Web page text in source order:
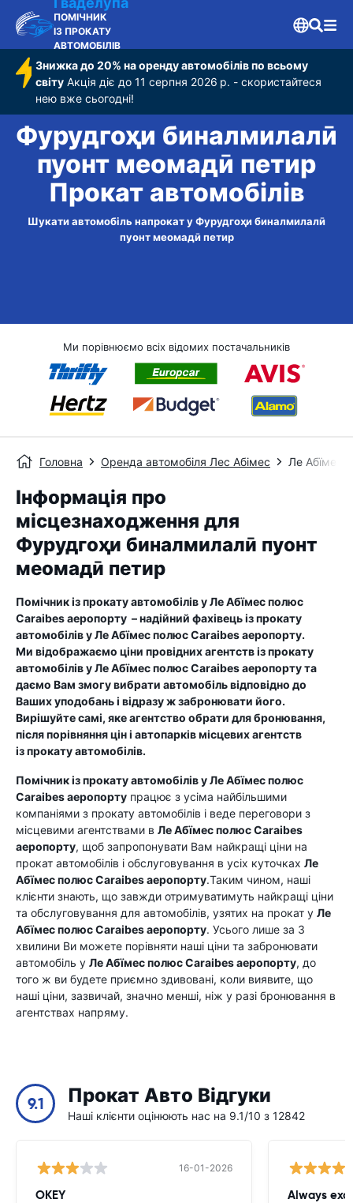
ПОМІЧНИК
ІЗ ПРОКАТУ
АВТОМОБІЛІВ
Знижка до 20% на оренду автомобілів по всьому
світу Акція діє до 11 серпня 2026 р. - скористайтеся
нею вже сьогодні!
Фурудгоҳи бин‌алмилалӣ
пуонт меомадӣ петир
Прокат автомобілів
Шукати автомобіль напрокат у Фурудгоҳи бин‌алмилалӣ
пуонт меомадӣ петир
Ми порівнюємо всіх відомих постачальників
Головна Оренда автомобіля Лес Абімес Ле Абїмес
Інформація про
місцезнаходження для
Фурудгоҳи бин‌алмилалӣ пуонт
меомадӣ петир
Помічник із прокату автомобілів уЛе Абїмес полюс
Caraibes аеропорту – надійний фахівець із прокату
автомобілів уЛе Абїмес полюс Caraibes аеропорту.
Ми відображаємо ціни провідних агентств із прокату
автомобілів уЛе Абїмес полюс Caraibes аеропортута
даємо Вам змогу вибрати автомобіль відповідно до
Ваших уподобань і відразу ж забронювати його.
Вирішуйте самі, яке агентство обрати для бронювання,
після порівняння цін і автопарків місцевих агентств
із прокату автомобілів.
Помічник із прокату автомобілів уЛе Абїмес полюс
Caraibes аеропорту працює з усіма найбільшими
компаніями з прокату автомобілів і веде переговори з
місцевими агентствами в Ле Абїмес полюс Caraibes
аеропорту, щоб запропонувати Вам найкращі ціни на
прокат автомобілів і обслуговування в усіх куточках Ле
Абїмес полюс Caraibes аеропорту.Таким чином, наші
клієнти знають, що завжди отримуватимуть найкращі ціни
та обслуговування для автомобілів, узятих на прокат у Ле
Абїмес полюс Caraibes аеропорту. Усього лише за 3
хвилини Ви можете порівняти наші ціни та забронювати
автомобіль у Ле Абїмес полюс Caraibes аеропорту, до
того ж ви будете приємно здивовані, коли виявите, що
наші ціни, зазвичай, значно менші, ніж у разі бронювання в
агентствах напряму.
9.1 Прокат Авто Відгуки
Наші клієнти оцінюють нас на 9.1/10 з 12842
16-01-2026
OKEY Always